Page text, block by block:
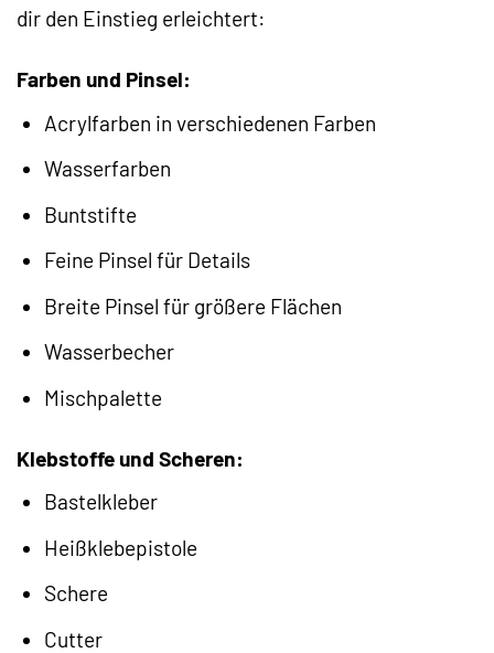
dir den Einstieg erleichtert:
Farben und Pinsel:
Acrylfarben in verschiedenen Farben
Wasserfarben
Buntstifte
Feine Pinsel für Details
Breite Pinsel für größere Flächen
Wasserbecher
Mischpalette
Klebstoffe und Scheren:
Bastelkleber
Heißklebepistole
Schere
Cutter